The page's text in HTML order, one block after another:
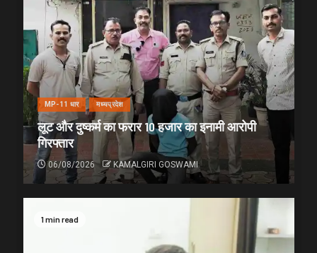
MP-11 धार मध्यप्रदेश
लूट और दुष्कर्म का फरार 10 हजार का इनामी आरोपी
गिरफ्तार
06/08/2026 KAMALGIRI GOSWAMI
1 min read